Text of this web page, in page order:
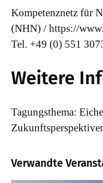
Kompetenznetz für
(NHN) / https://
Tel. +49 (0) 551
Weitere
Tagungsthema:
Verwandte